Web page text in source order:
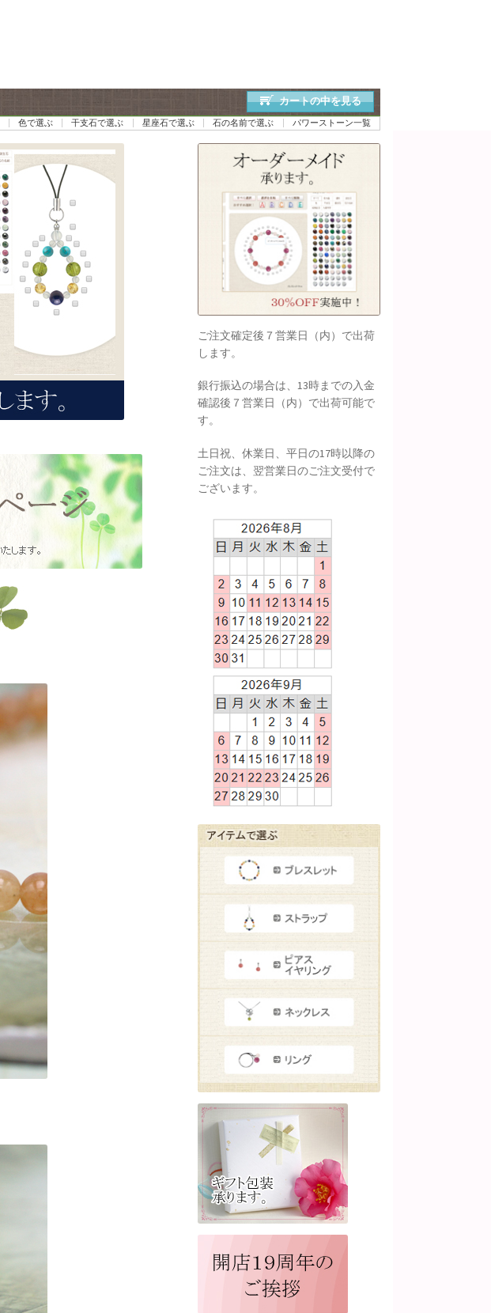
カートの中を見る
色で選ぶ 干支石で選ぶ 星座石で選ぶ 石の名前で選ぶ パワーストーン一覧
ご注文確定後７営業日（内）で出荷
します。
銀行振込の場合は、13時までの入金
確認後７営業日（内）で出荷可能で
す。
土日祝、休業日、平日の17時以降の
ご注文は、翌営業日のご注文受付で
ございます。